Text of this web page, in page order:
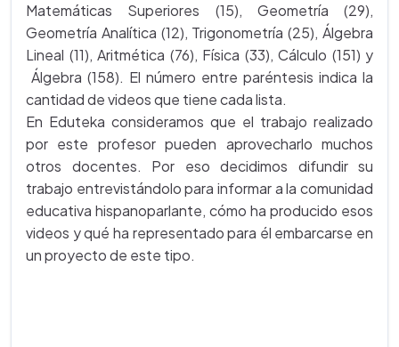
Matemáticas Superiores (15), Geometría (29),
Geometría Analítica (12), Trigonometría (25), Álgebra
Lineal (11), Aritmética (76), Física (33), Cálculo (151) y
Álgebra (158). El número entre paréntesis indica la
cantidad de videos que tiene cada lista.
En Eduteka consideramos que el trabajo realizado
por este profesor pueden aprovecharlo muchos
otros docentes. Por eso decidimos difundir su
trabajo entrevistándolo para informar a la comunidad
educativa hispanoparlante, cómo ha producido esos
videos y qué ha representado para él embarcarse en
un proyecto de este tipo.